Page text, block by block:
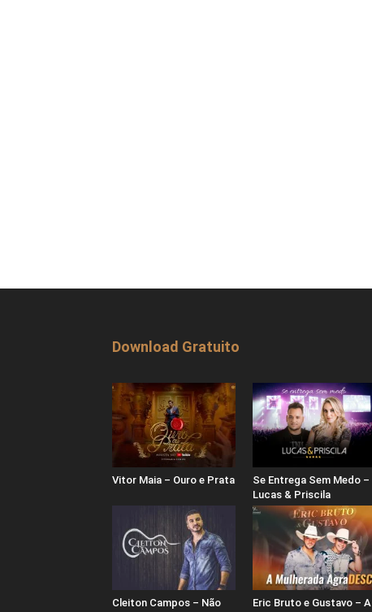
Download Gratuito
Vitor Maia – Ouro e Prata
Se Entrega Sem Medo –
Lucas & Priscila
Cleiton Campos – Não
Eric Bruto e Gustavo – A